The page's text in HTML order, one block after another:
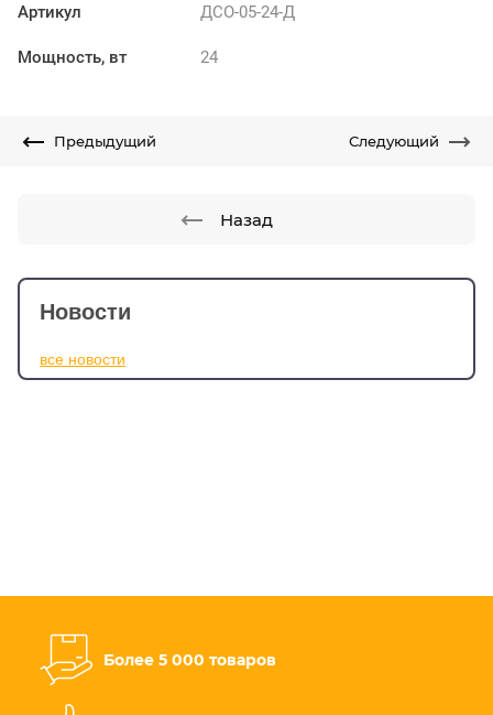
Новости
все новости
Артикул ДСО-05-24-Д
Мощность, вт 24
Предыдущий Следующий
Назад
Более 5 000 товаров